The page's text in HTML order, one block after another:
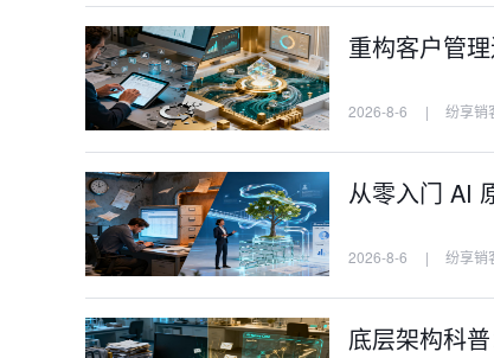
重构客户管
2026-8-6 | 纷享销
从零入门 AI
2026-8-6 | 纷享销
底层架构科